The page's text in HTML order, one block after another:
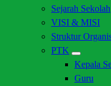
Sejarah Sekolah
VISI & MISI
Struktur
PTK
Kepala
Guru